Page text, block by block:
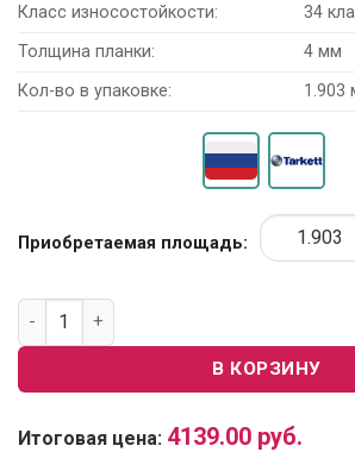
Класс износостойкости:
34
Толщина планки:
4 мм
Кол-во в упаковке:
1.903
Приобретаемая площадь:
Количество товара SPC ламинат
В КОРЗИНУ
Итоговая цена: 4139.00 руб.